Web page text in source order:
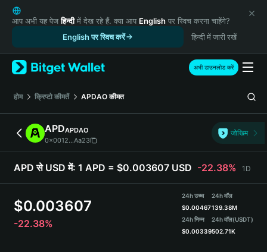
English
日本語
Русский
Español (Latinoamérica)
Türkçe
Italiano
Deutsch
简体中文
繁體中文
Português (Portugal)
हिन्दी
आप अभी यह पेजहिन्दीमें देख रहे हैं. क्या आप English पर स्विच करना चाहेंगे?
English पर स्विच करें
हिन्दी में जारी रखें
अभी डाउनलोड करें
होम क्रिप्टो कीमतें APDAO कीमत
APDAPDAO
0x0012...Aa23
जोखिम
APD से USD में: 1 APD = $0.003607 USD -22.38% 1D
$0.003607
-22.38%
24h उच्च
$0.00467
24h निम्न
$0.00339
24h वॉल
139.38M
24h वॉल(USDT)
502.71K